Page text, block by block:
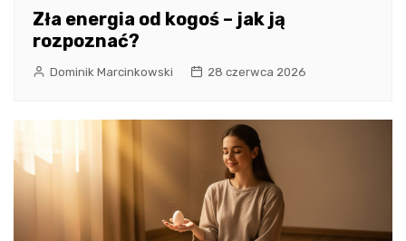
Zła energia od kogoś – jak ją
rozpoznać?
Dominik Marcinkowski 28 czerwca 2026